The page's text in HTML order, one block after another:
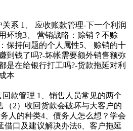
系 1、 应收账款管理-下一个利润
环境3、 营销战略：赊销？不赊
保持问题的个人属性5、 赊销的十
到钱了吗?-坏帐需要额外销售额弥
是在给银行打工吗?-货款拖延对利
本
款管理 1、销售人员常见的两个
（2）收回货款会破坏与大客户的
人的种类4、债务人怎么想？学会
借口及建议解决办法6、客户拖延